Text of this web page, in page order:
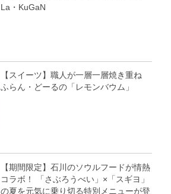
La・KuGaN
【スイーツ】職人が一層一層焼き重ね
ふらん・どーるの「レモンバウム」
【期間限定】石川のソウルフードが情熱
コラボ！ 「さぶろうべい」×「スギヨ」
の夏を元気に乗り切る特別メニューが登